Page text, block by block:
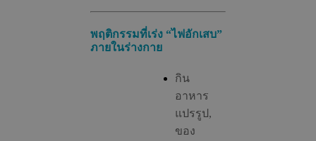
พฤติกรรมที่เร่ง “ไฟอักเสบ”
ภายในร่างกาย
กิน
อาหาร
แปรรูป,
ของ